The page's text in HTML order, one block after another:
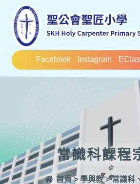
Facebook Instagram
常識科課程
首頁 > 學與教 > 常識科